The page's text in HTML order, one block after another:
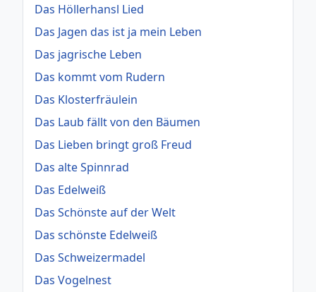
Das Höllerhansl Lied
Das Jagen das ist ja mein Leben
Das jagrische Leben
Das kommt vom Rudern
Das Klosterfräulein
Das Laub fällt von den Bäumen
Das Lieben bringt groß Freud
Das alte Spinnrad
Das Edelweiß
Das Schönste auf der Welt
Das schönste Edelweiß
Das Schweizermadel
Das Vogelnest